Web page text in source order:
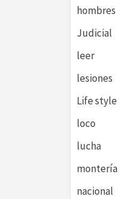
hombres
Judicial
leer
lesiones
Life style
loco
lucha
montería
nacional